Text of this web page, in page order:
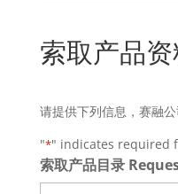
索取产品
请提供下列信息，赛融公
"*" indicates required
索取产品目录